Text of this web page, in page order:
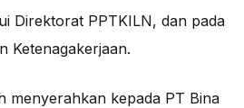
Direktorat PPTKILN, dan pada
Ketenagakerjaan.
menyerahkan kepada PT Bina